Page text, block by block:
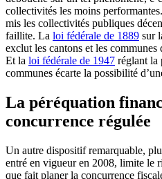
collectivités les moins
mis les collectivités publiques
faillite. La loi fédérale de 1889 sur
exclut les cantons et les communes
Et la loi fédérale de 1947 réglant la
communes écarte la possibilité
La péréquation
concurrence régulée
Un autre dispositif remarquable,
entré en vigueur en 2008, limite le
que fait planer la concurrence